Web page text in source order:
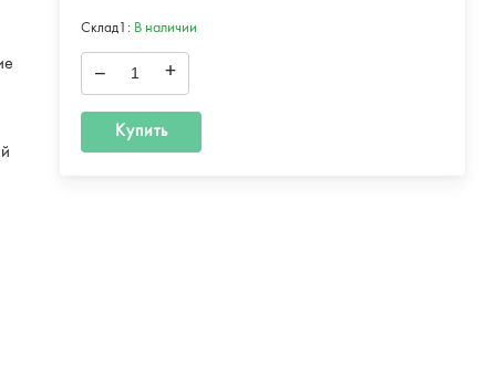
Склад1: В наличии
– +
Купить